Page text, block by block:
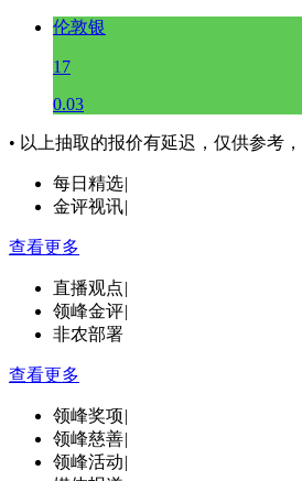
伦敦银
17
0.03
• 以上抽取的报价有延迟，仅供参考
每日精选|
金评视讯|
查看更多
直播观点|
领峰金评|
非农部署
查看更多
领峰奖项|
领峰慈善|
领峰活动|